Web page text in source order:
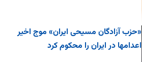
«حزب آزادگان مسیحی ایران» موج اخیر
اعدامها در ایران را محکوم کرد